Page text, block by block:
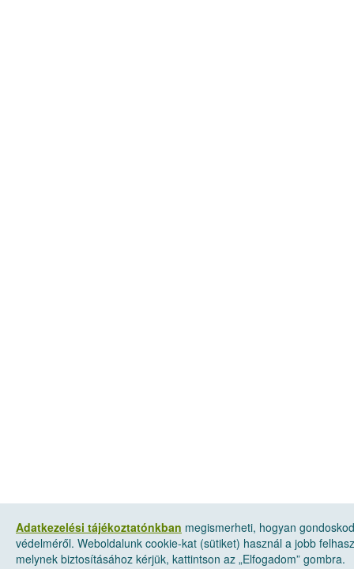
Adatkezelési tájékoztatónkban megismerheti, hogyan
védelméről. Weboldalunk cookie-kat (sütiket) használ a jobb
melynek biztosításához kérjük, kattintson az „Elfogadom” gombra.